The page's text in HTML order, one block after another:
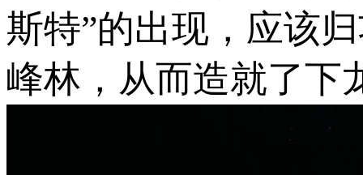
斯特”的出现，应该
峰林，从而造就了下